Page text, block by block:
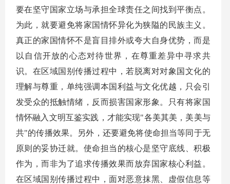
要在坚守国家立场与承担全球责任之间找到平衡点。
为此，就要避免将家国情怀异化为狭隘的民族主义。
真正的家国情怀不是盲目排外或夸大自身优势，而是
以自信开放的心态对待世界，在尊重差异中寻求共
识。在区域国别传播过程中，若脱离对对象国文化的
理解与尊重，单纯强调本国利益与文化优越，只会引
发受众的抵触情绪，反而损害国家形象。只有将家国
情怀融入文明互鉴实践，才能实现"各美其美，美美与
共"的传播效果。另外，还要避免将使命担当等同于无
原则的妥协迁就。使命担当的核心是坚守底线、积极
作为，而非为了追求传播效果而放弃国家核心利益。
在区域国别传播过程中，面对恶意抹黑、虚假信息等